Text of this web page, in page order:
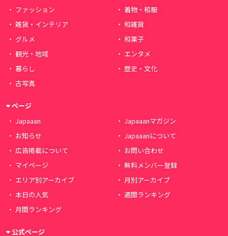
ファッション
着物・和服
雑貨・インテリア
和雑貨
グルメ
和菓子
観光・地域
エンタメ
暮らし
歴史・文化
古写真
ページ
Japaaan
Japaaanマガジン
お知らせ
Japaaanについて
広告掲載について
お問い合わせ
マイページ
無料メンバー登録
エリア別アーカイブ
月別アーカイブ
本日の人気
週間ランキング
月間ランキング
公式ページ